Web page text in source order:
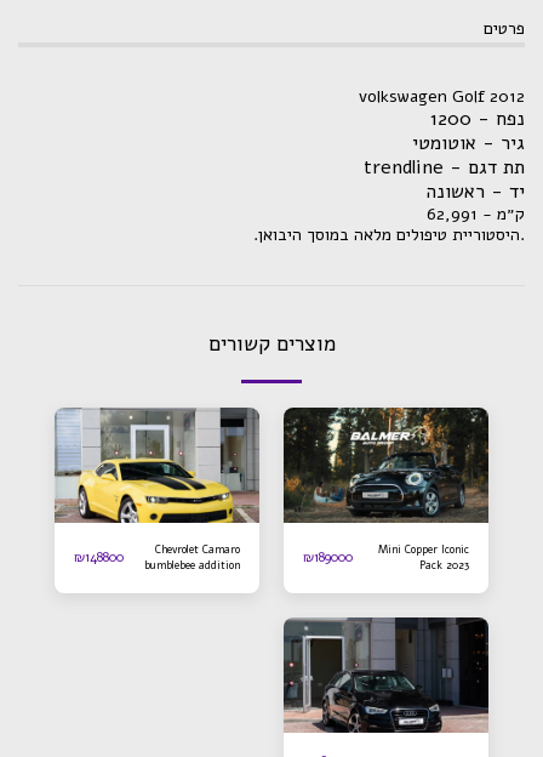
פרטים
volkswagen Golf 2012
נפח - 1200
גיר - אוטומטי
תת דגם - trendline
יד - ראשונה
ק״מ - 62,991
.היסטוריית טיפולים מלאה במוסך היבואן.
מוצרים קשורים
Mini Copper Iconic
Pack 2023
₪189000
Chevrolet Camaro
bumblebee addition
₪148800